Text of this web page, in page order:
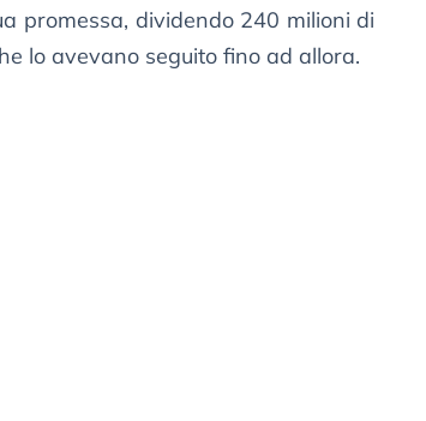
promessa, dividendo 240 milioni di
lo avevano seguito fino ad allora.